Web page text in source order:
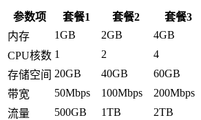
参数项 套餐1 套餐2 套餐3
内存
1GB 2GB 4GB
CPU核数 1 2 4
存储空间 20GB 40GB 60GB
带宽
50Mbps 100Mbps 200Mbps
流量
500GB 1TB 2TB